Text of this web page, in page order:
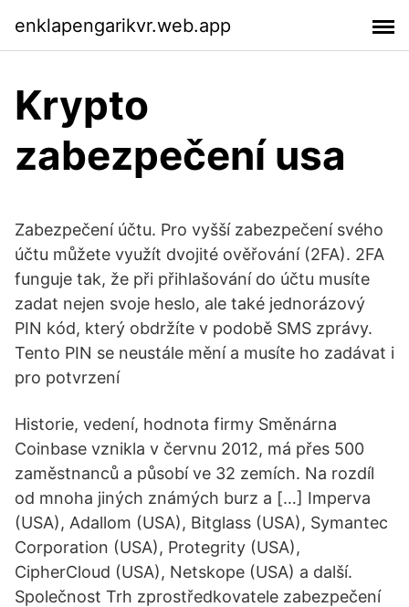
enklapengarikvr.web.app
Krypto
zabezpečení usa
Zabezpečení účtu. Pro vyšší zabezpečení svého
účtu můžete využít dvojité ověřování (2FA). 2FA
funguje tak, že při přihlašování do účtu musíte
zadat nejen svoje heslo, ale také jednorázový
PIN kód, který obdržíte v podobě SMS zprávy.
Tento PIN se neustále mění a musíte ho zadávat i
pro potvrzení
Historie, vedení, hodnota firmy Směnárna
Coinbase vznikla v červnu 2012, má přes 500
zaměstnanců a působí ve 32 zemích. Na rozdíl
od mnoha jiných známých burz a […] Imperva
(USA), Adallom (USA), Bitglass (USA), Symantec
Corporation (USA), Protegrity (USA),
CipherCloud (USA), Netskope (USA) a další.
Společnost Trh zprostředkovatele zabezpečení